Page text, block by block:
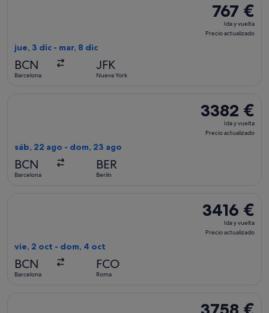
767 €
Ida
y
767 €
Ida y vuelta
Precio actualizado
jue, 3 dic - mar, 8 dic
BCN
Barcelona
JFK
Nueva York
3382 €
Ida
3382 €
Ida y vuelta
Precio actualizado
sáb, 22 ago - dom, 23 ago
BCN
Barcelona
BER
Berlín
3416 €
Ida
y
3416 €
Ida y vuelta
Precio actualizado
vie, 2 oct - dom, 4 oct
BCN
Barcelona
FCO
Roma
3758 €